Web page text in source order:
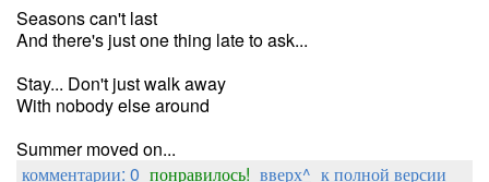
Seasons can't last
And there's just one thing late to ask...
Stay... Don't just walk away
With nobody else around
Summer moved on...
комментарии: 0 понравилось! вверх^ к полной версии